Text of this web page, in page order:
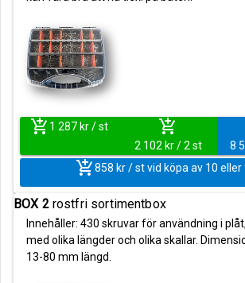
add_shopping_cart 1 287 kr / st add_shopping_cart
2 102 kr / 2 st 8
add_shopping_cart858 kr / st vid köpa av 10 eller
BOX 2rostfri sortimentbox
Innehåller: 430 skruvar för användning i
med olika längder och olika skallar.
13-80 mm längd.